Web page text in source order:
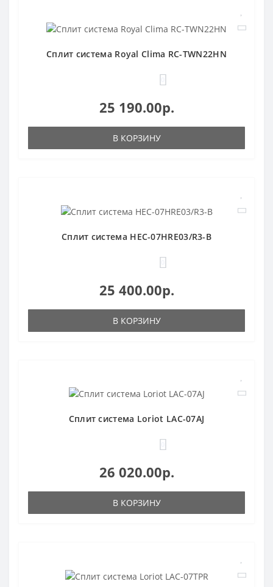
Сплит система Royal Clima RC-TWN22HN
25 190.00р.
В КОРЗИНУ
Сплит система HEC-07HRE03/R3-B
25 400.00р.
В КОРЗИНУ
Сплит система Loriot LAC-07AJ
26 020.00р.
В КОРЗИНУ